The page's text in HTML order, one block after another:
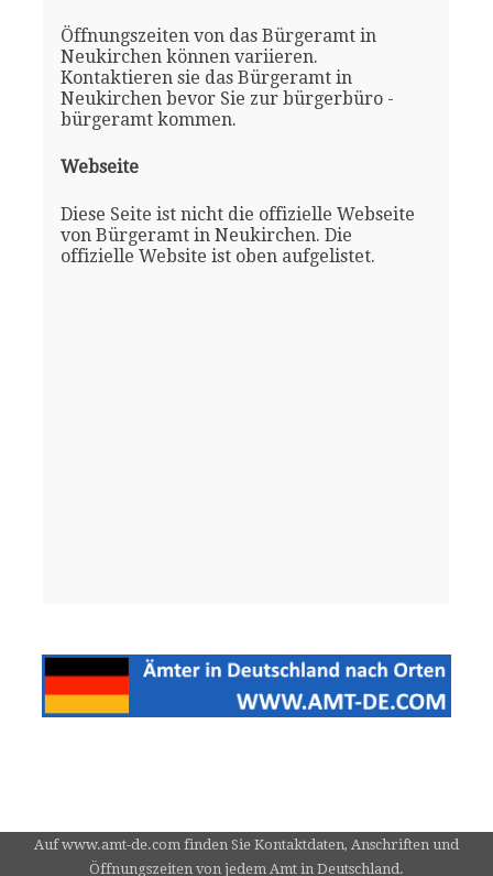
Öffnungszeiten von das Bürgeramt in
Neukirchen können variieren.
Kontaktieren sie das Bürgeramt in
Neukirchen bevor Sie zur bürgerbüro -
bürgeramt kommen.
Webseite
Diese Seite ist nicht die offizielle Webseite
von Bürgeramt in Neukirchen. Die
offizielle Website ist oben aufgelistet.
Auf www.amt-de.com finden Sie Kontaktdaten, Anschriften und
Öffnungszeiten von jedem Amt in Deutschland.